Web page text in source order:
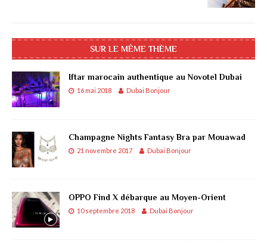
SUR LE MÊME THÈME
Iftar marocain authentique au Novotel Dubai
16 mai 2018 Dubai Bonjour
Champagne Nights Fantasy Bra par Mouawad
21 novembre 2017 Dubai Bonjour
OPPO Find X débarque au Moyen-Orient
10 septembre 2018 Dubai Bonjour